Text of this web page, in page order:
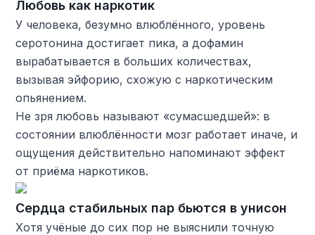
Любовь как наркотик
У человека, безумно влюблённого, уровень
серотонина достигает пика, а дофамин
вырабатывается в больших количествах,
вызывая эйфорию, схожую с наркотическим
опьянением.
Не зря любовь называют «сумасшедшей»: в
состоянии влюблённости мозг работает иначе, и
ощущения действительно напоминают эффект
от приёма наркотиков.
Сердца стабильных пар бьются в унисон
Хотя учёные до сих пор не выяснили точную